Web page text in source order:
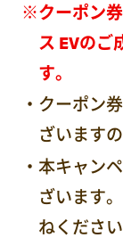
クーポン
ス EVのご
す。
クーポン
ざいます
本キャン
ざいます
ねください